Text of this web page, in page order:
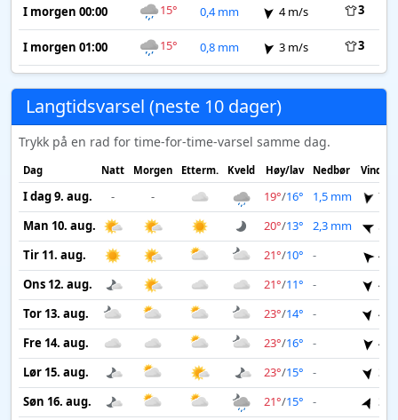
I morgen 00:00 15° 0,4 mm 4 m/s 3
I morgen 01:00 15° 0,8 mm 3 m/s 3
Langtidsvarsel (neste 10 dager)
Trykk på en rad for time-for-time-varsel samme dag.
Dag Natt Morgen Etterm. Kveld Høy/lav Nedbør Vind
I dag 9. aug. - - 19°/16° 1,5 mm
7
Man 10. aug.
20°/13° 2,3 mm
5
Tir 11. aug.
21°/10° -
4
Ons 12. aug.
21°/11° -
4
Tor 13. aug.
23°/14° -
4
Fre 14. aug.
23°/16° -
4
Lør 15. aug.
23°/15° -
3
Søn 16. aug.
21°/15° -
3